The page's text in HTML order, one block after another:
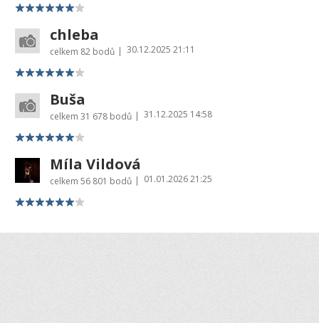
chleba
celkem 82 bodů | 30.12.2025 21:11
Buša
celkem 31 678 bodů | 31.12.2025 14:58
Míla Vildová
celkem 56 801 bodů | 01.01.2026 21:25